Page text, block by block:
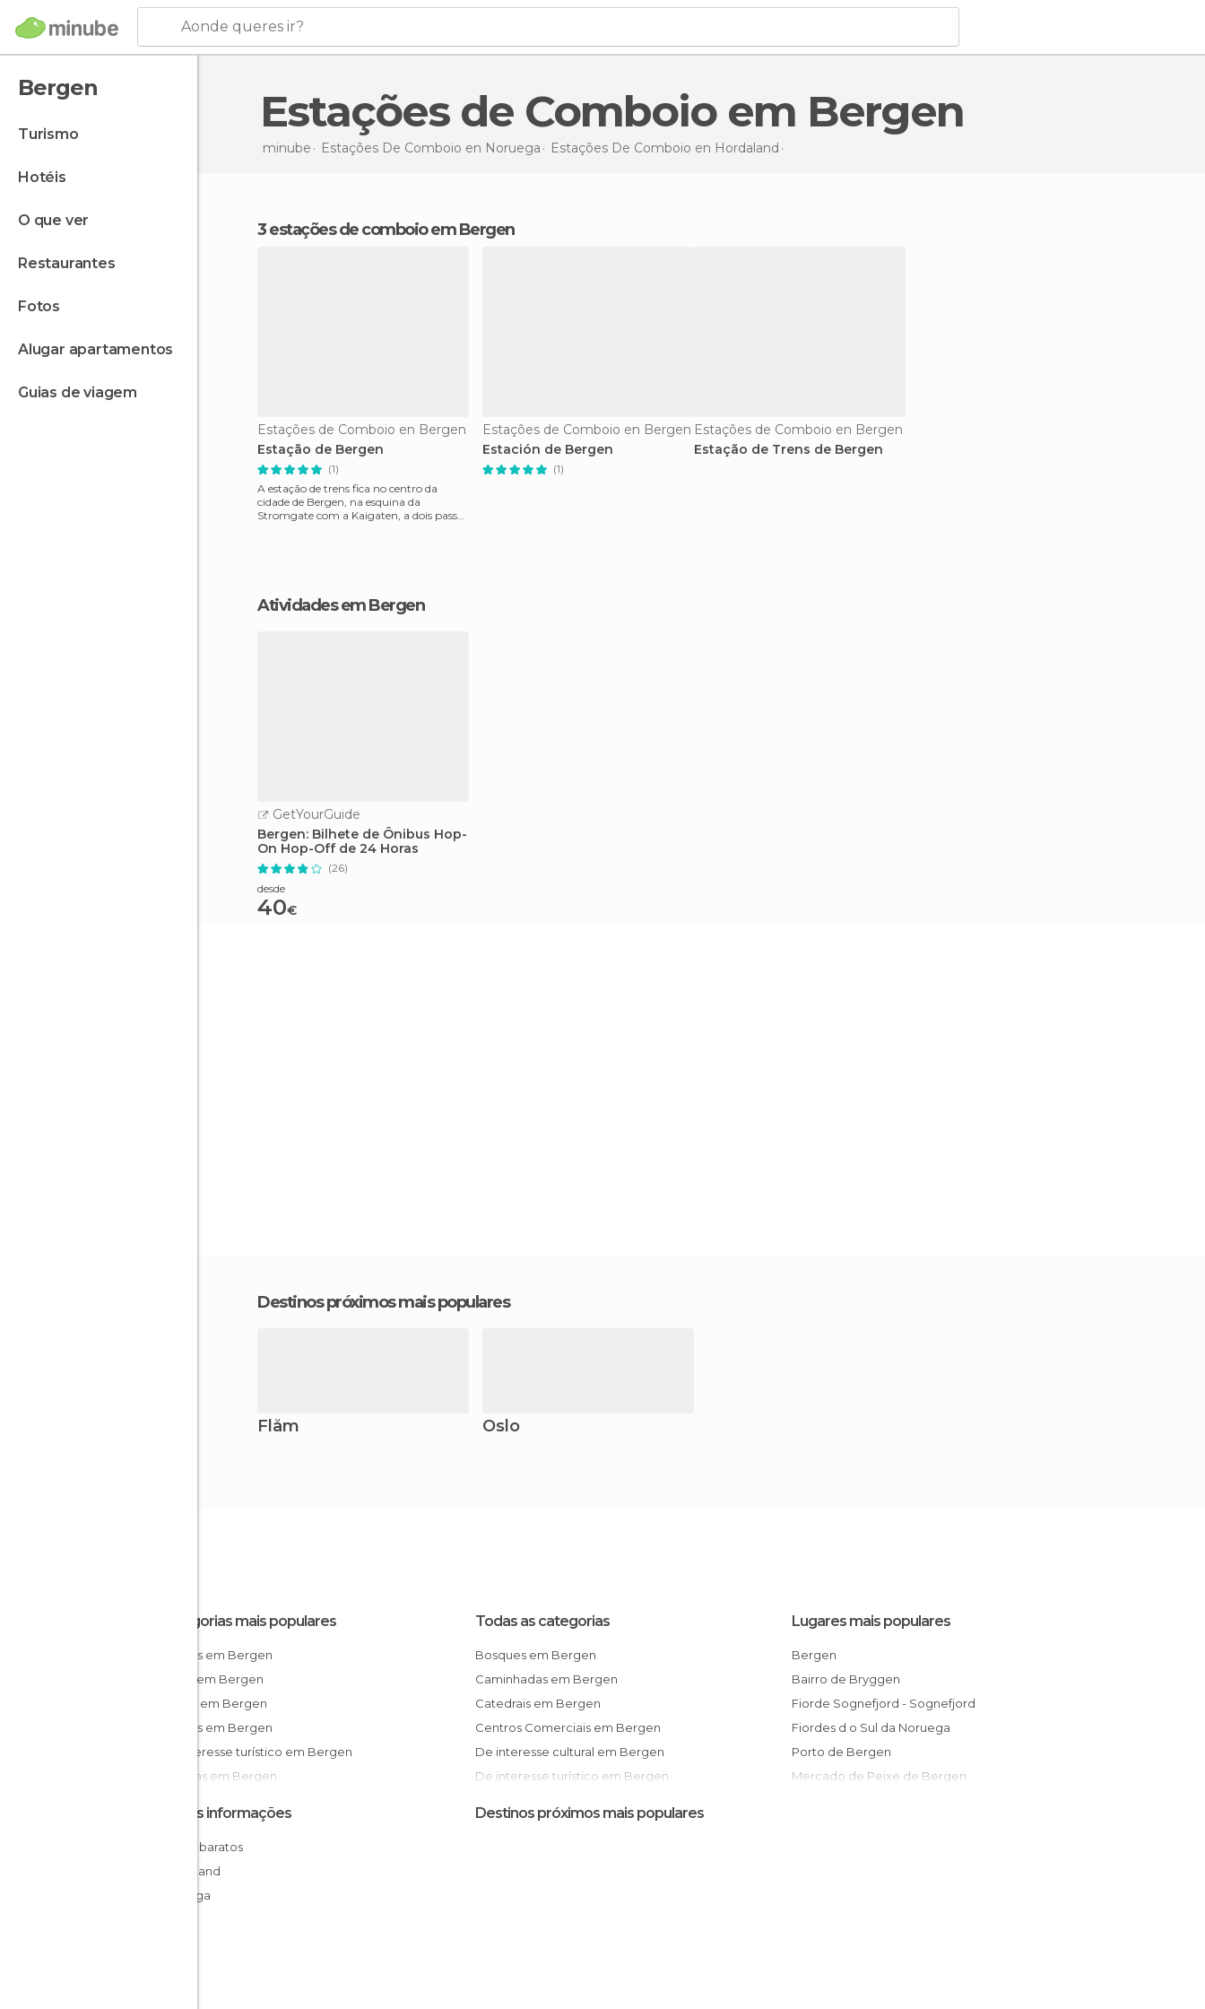
Aonde queres ir?
Bergen
turismo
hotéis
o que ver
restaurantes
fotos
alugar apartamentos
guias de viagem
Estações de Comboio em Bergen
minube Estações De Comboio en Noruega Estações De Comboio en Hordaland
3 estações de comboio em Bergen
Estações de Comboio en Bergen
Estação de Bergen
(1)
A estação de trens fica no centro da
cidade de Bergen, na esquina da
Stromgate com a Kaigaten, a dois passos
Estações de Comboio en Bergen
Estación de Bergen
(1)
Estações de Comboio en Bergen
Estação de Trens de Bergen
Atividades em Bergen
GetYourGuide
Bergen: Bilhete de Ônibus Hop-
On Hop-Off de 24 Horas
(26)
desde
40€
Destinos próximos mais populares
Flåm Oslo
Categorias mais populares
Museus em Bergen
Lagos em Bergen
Igrejas em Bergen
Fiordes em Bergen
De interesse turístico em Bergen
Estátuas em Bergen
Todas as categorias
Bosques em Bergen
Caminhadas em Bergen
Catedrais em Bergen
Centros Comerciais em Bergen
De interesse cultural em Bergen
De interesse turístico em Bergen
Estátuas em Bergen
Lugares mais populares
Bergen
Bairro de Bryggen
Fiorde Sognefjord - Sognefjord
Fiordes d o Sul da Noruega
Porto de Bergen
Mercado de Peixe de Bergen
Outras informações
Hotéis baratos
Hordaland
Noruega
Destinos próximos mais populares